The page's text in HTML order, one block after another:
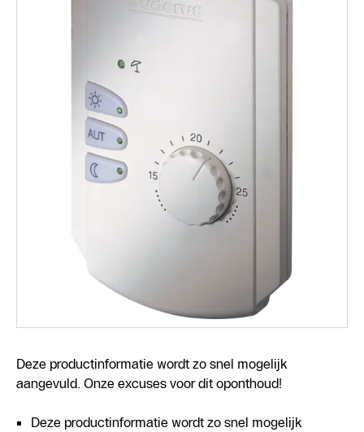
Deze productinformatie wordt zo snel mogelijk
aangevuld. Onze excuses voor dit oponthoud!
Deze productinformatie wordt zo snel mogelijk